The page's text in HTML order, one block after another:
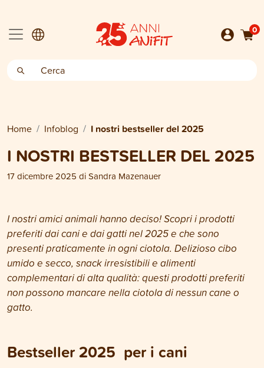
0
Home Infoblog I nostri bestseller del 2025
I NOSTRI BESTSELLER DEL 2025
17 dicembre 2025 diSandra Mazenauer
I nostri amici animali hanno deciso! Scopri i prodotti
preferiti dai cani e dai gatti nel 2025 e che sono
presenti praticamente in ogni ciotola. Delizioso cibo
umido e secco, snack irresistibili e alimenti
complementari di alta qualità: questi prodotti preferiti
non possono mancare nella ciotola di nessun cane o
gatto.
Bestseller 2025 per i cani